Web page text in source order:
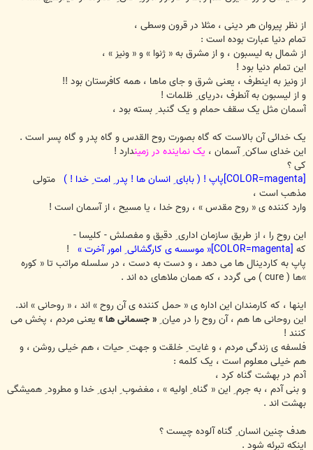
از نظر پیروان هر دینی ، مثلا در قرون وسطی ،
تمام دنیا عبارت بوده است :
از شمال به لیسبون ، و از مشرق به « ژنوا » و « ونیز » ،
این تمام دنیا بود !
از ونیز به اینطرف ، یعنی شرق و جای ماها ، همه کافرستان بود !!
و از لیسبون به آنطرف ،دریای ِ ظلمات !
آسمان مثل یک سقف حمام و یک گنبد ِ بسته بود ،
یک خدائی آن بالاست که گاه بصورت روح القدس و گاه پدر و گاه پسر است .
این خدای ساکن ِ آسمان ، یک نماینده در زمیندارد !
کی ؟
متولی
مذهب است ،
وارد کننده ی « روح مقدس » ، روح خدا ، یا مسیح ، از آسمان است !
این روح را ، از طریق سازمان اداری ِ دقیق و مفصلش - کلیسا -
که
!
پاپ به کاردینال ها می دهد ، و دست به دست ، در سلسله مراتب تا « کوره
»ها ( cure ) می گردد ، که همان ملاهای ده اند .
اینها ، که کارمندان این اداره ی « حمل کننده ی آن روح » اند ، « روحانی » اند.
این روحانی ها هم ، آن روح را در میان ِ« جسمانی ها »یعنی مردم ، پخش می
کنند !
فلسفه ی زندگی مردم ، و غایت ِ خلقت و جهت ِ حیات ، هم خیلی روشن ، و
هم خیلی معلوم است ، یک کلمه :
آدم در بهشت گناه کرد ،
و بنی آدم ، به جرم ِ این « گناه ِ اولیه » ، مغضوب ِ ابدی ِ خدا و مطرود ِ همیشگی
بهشت اند .
هدف چنین انسان ِ گناه آلوده چیست ؟
اینکه تبرئه شود .